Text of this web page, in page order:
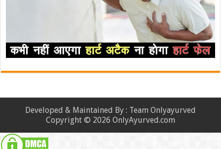
Developed & Maintained By : Team Onlyayurved
Copyright © 2026 OnlyAyurved.com